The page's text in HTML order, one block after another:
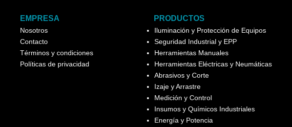
EMPRESA
Nosotros
Contacto
Términos y condiciones
Políticas de privacidad
PRODUCTOS
Iluminación y Protección de Equipos
Seguridad Industrial y EPP
Herramientas Manuales
Herramientas Eléctricas y Neumáticas
Abrasivos y Corte
Izaje y Arrastre
Medición y Control
Insumos y Químicos Industriales
Energía y Potencia